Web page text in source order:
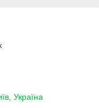
Україна